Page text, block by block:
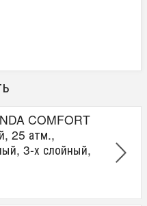
COMFORT
25 атм.,
3-х слойный,